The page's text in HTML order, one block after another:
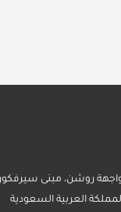
العربية السعودية